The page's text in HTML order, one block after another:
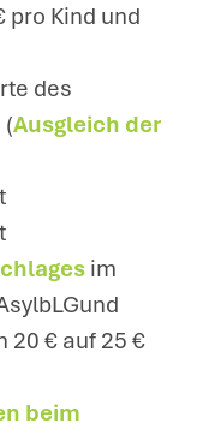
pro Kind und
des
Ausgleich der
im
20 € auf 25 €
beim